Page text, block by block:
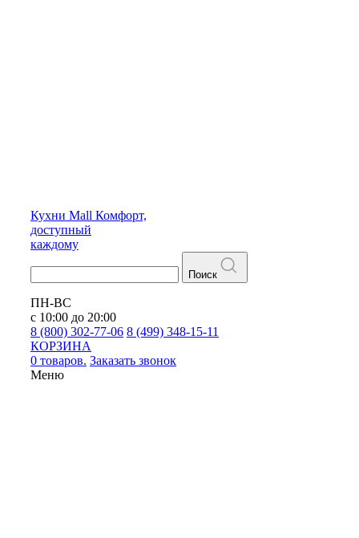
Кухни Mall Комфорт,
доступный
каждому
Поиск
ПН-ВС
с 10:00 до 20:00
8 (800) 302-77-06 8 (499) 348-15-11
КОРЗИНА
0 товаров. Заказать звонок
Меню